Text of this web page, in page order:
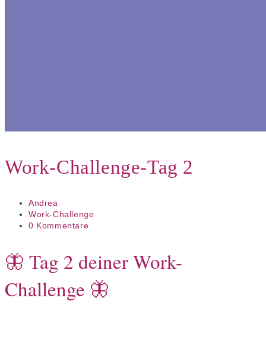
Work-Challenge-Tag 2
Beitrags-
Autor:
Andrea
Beitrags-
Kategorie:
Work-Challenge
Beitrags-
0 Kommentare
🦋 Tag 2 deiner Work-
Challenge 🦋